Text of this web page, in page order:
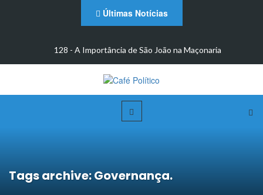
Últimas Notícias
128 - A Importância de São João na Maçonaria
Tags archive: Governança.